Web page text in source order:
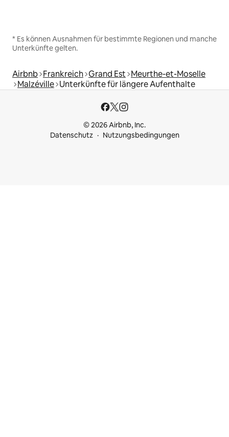
* Es können Ausnahmen für bestimmte Regionen und manche
Unterkünfte gelten.
Airbnb Frankreich Grand Est Meurthe-et-Moselle
Malzéville Unterkünfte für längere Aufenthalte
© 2026 Airbnb, Inc.
Datenschutz
Nutzungsbedingungen